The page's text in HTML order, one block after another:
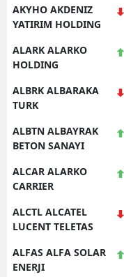
AKYHO AKDENIZ
YATIRIM HOLDING
ALARK ALARKO
HOLDING
ALBRK ALBARAKA
TURK
ALBTN ALBAYRAK
BETON SANAYI
ALCAR ALARKO
CARRIER
ALCTL ALCATEL
LUCENT TELETAS
ALFAS ALFA SOLAR
ENERJI